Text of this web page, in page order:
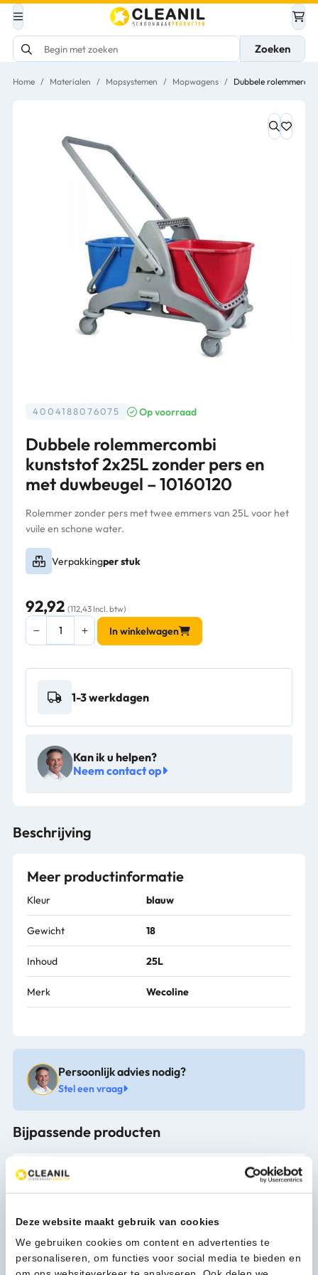
Deze website maakt gebruik van cookies
We gebruiken cookies om content en advertenties te
personaliseren, om functies voor social media te bieden en
Zoeken
Home / Materialen / Mopsystemen / Mopwagens / Dubbele
4004188076075 Op voorraad
Dubbele rolemmercombi
kunststof 2x25L zonder pers en
met duwbeugel – 10160120
Rolemmer zonder pers met twee emmers van 25L voor het
vuile en schone water.
Verpakkingper stuk
92,92 (112,43 Incl. btw)
Dubbele
rolemmercombi
2x25L
duwbeugel
10160120
In winkelwagen
1-3 werkdagen
Kan ik u helpen?
Neem contact op
Beschrijving
Meer productinformatie
Kleur blauw
Gewicht 18
Inhoud 25L
Merk Wecoline
Persoonlijk advies nodig?
Stel een vraag
Bijpassende producten